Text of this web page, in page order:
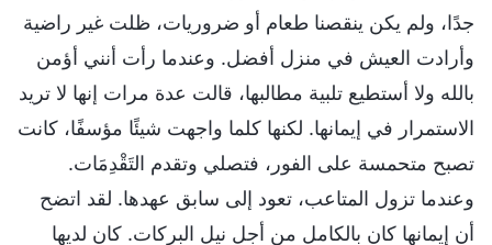
جدًا، ولم يكن ينقصنا طعام أو ضروريات، ظلت غير راضية
وأرادت العيش في منزل أفضل. وعندما رأت أنني أؤمن
بالله ولا أستطيع تلبية مطالبها، قالت عدة مرات إنها لا تريد
الاستمرار في إيمانها. لكنها كلما واجهت شيئًا مؤسفًا، كانت
تصبح متحمسة على الفور، فتصلي وتقدم التَقْدِمَات.
وعندما تزول المتاعب، تعود إلى سابق عهدها. لقد اتضح
أن إيمانها كان بالكامل من أجل نيل البركات. كان لديها